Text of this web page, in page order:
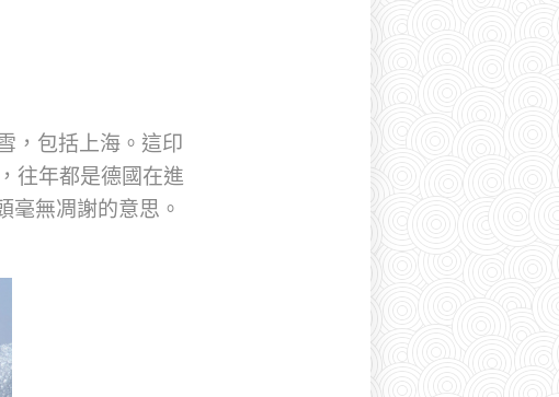
，包括上海。這印
往年都是德國在進
毫無凋謝的意思。